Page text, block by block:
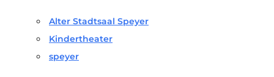
Alter Stadtsaal Speyer
Kindertheater
speyer